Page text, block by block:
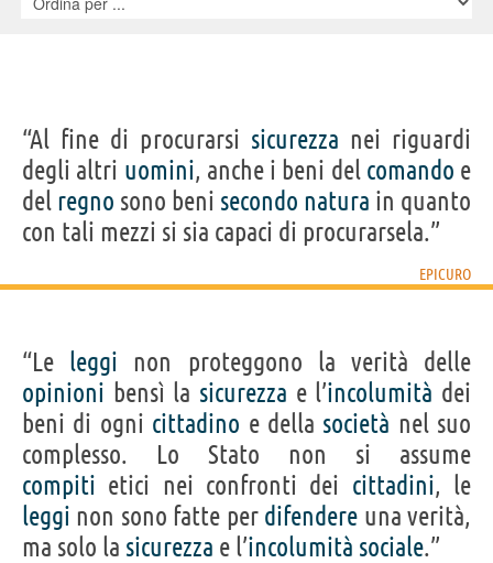
“Al fine di procurarsi sicurezza nei riguardi
degli altri uomini, anche i beni del comando e
del regno sono beni secondo natura in quanto
con tali mezzi si sia capaci di procurarsela.”
EPICURO
“Le leggi non proteggono la verità delle
opinioni bensì la sicurezza e l’incolumità dei
beni di ogni cittadino e della società nel suo
complesso. Lo Stato non si assume
compiti etici nei confronti dei cittadini, le
leggi non sono fatte per difendere una verità,
ma solo la sicurezza e l’incolumità sociale.”